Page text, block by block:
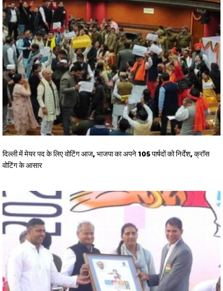
दिल्ली में मेयर पद के लिए वोटिंग आज, भाजपा का अपने 105 पार्षदों को निर्देश, क्रॉस
वोटिंग के आसार